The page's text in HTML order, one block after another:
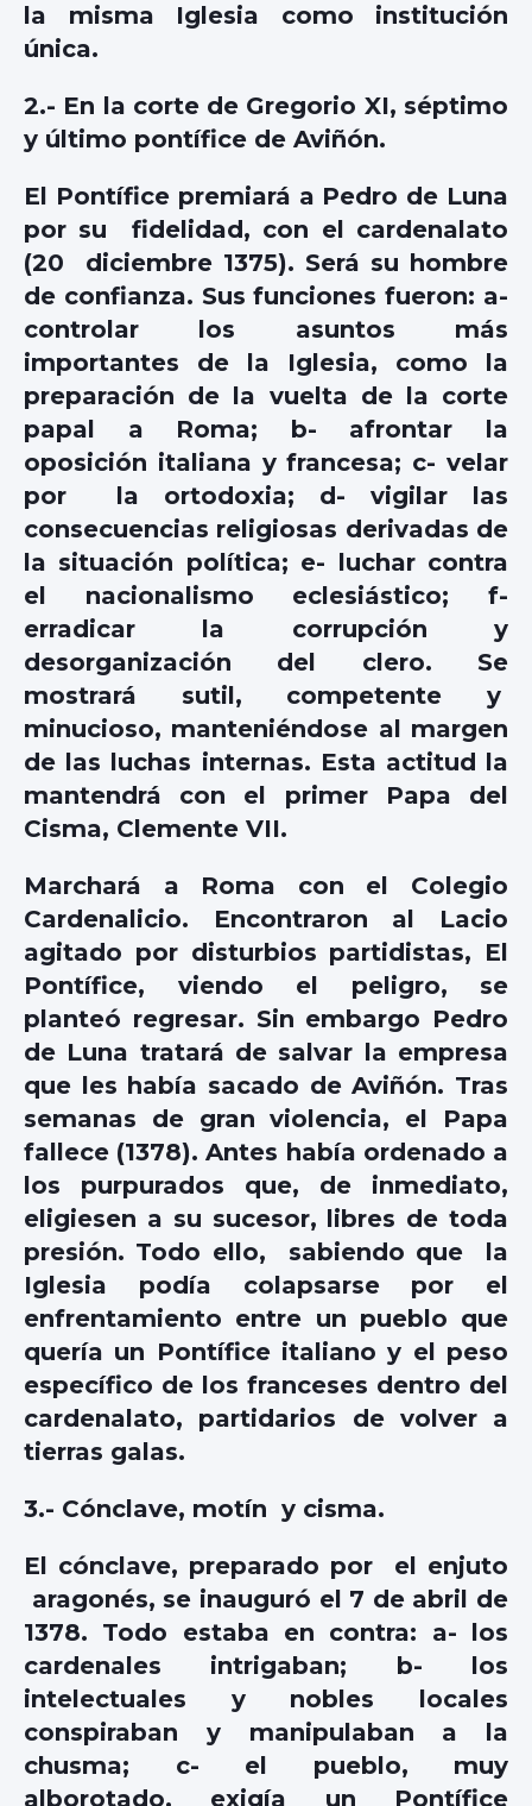
la misma Iglesia como institución
única.
2.- En la corte de Gregorio XI, séptimo
y último pontífice de Aviñón.
El Pontífice premiará a Pedro de Luna
por su fidelidad, con el cardenalato
(20 diciembre 1375). Será su hombre
de confianza. Sus funciones fueron: a-
controlar los asuntos más
importantes de la Iglesia, como la
preparación de la vuelta de la corte
papal a Roma; b- afrontar la
oposición italiana y francesa; c- velar
por la ortodoxia; d- vigilar las
consecuencias religiosas derivadas de
la situación política; e- luchar contra
el nacionalismo eclesiástico; f-
erradicar la corrupción y
desorganización del clero. Se
mostrará sutil, competente y
minucioso, manteniéndose al margen
de las luchas internas. Esta actitud la
mantendrá con el primer Papa del
Cisma, Clemente VII.
Marchará a Roma con el Colegio
Cardenalicio. Encontraron al Lacio
agitado por disturbios partidistas, El
Pontífice, viendo el peligro, se
planteó regresar. Sin embargo Pedro
de Luna tratará de salvar la empresa
que les había sacado de Aviñón. Tras
semanas de gran violencia, el Papa
fallece (1378). Antes había ordenado a
los purpurados que, de inmediato,
eligiesen a su sucesor, libres de toda
presión. Todo ello, sabiendo que la
Iglesia podía colapsarse por el
enfrentamiento entre un pueblo que
quería un Pontífice italiano y el peso
específico de los franceses dentro del
cardenalato, partidarios de volver a
tierras galas.
3.- Cónclave, motín y cisma.
El cónclave, preparado por el enjuto
aragonés, se inauguró el 7 de abril de
1378. Todo estaba en contra: a- los
cardenales intrigaban; b- los
intelectuales y nobles locales
conspiraban y manipulaban a la
chusma; c- el pueblo, muy
alborotado, exigía un Pontífice